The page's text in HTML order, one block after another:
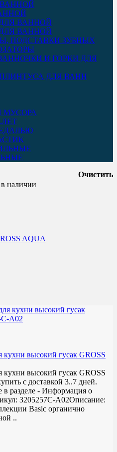
ВАННОЙ
ВАННОЙ
ПОДСТАВКИ ЗУБНЫХ
И ГОРКИ ДЛЯ
ДЛЯ ВАНН
МУСОРА
Очистить
наличии
AQUA
высокий гусак GROSS
высокий гусак GROSS
с доставкой 3..7 дней.
в разделе - Информация о
3205257С-A02Описание:
Basic органично
..